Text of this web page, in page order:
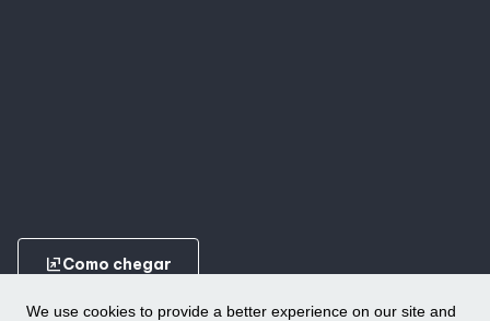
We use cookies to provide a better experience on our site and
ungroupComo chegar